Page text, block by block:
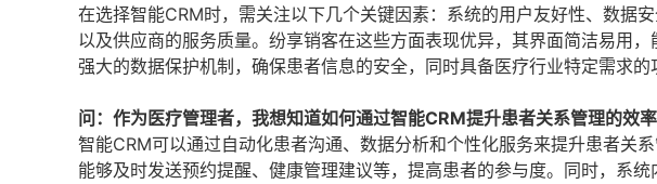
在选择智能CRM时，需关注以下几个关键因素：系统的用户友好性、数据
以及供应商的服务质量。纷享销客在这些方面表现优异，其界面简洁易用
强大的数据保护机制，确保患者信息的安全，同时具备医疗行业特定需求的
问：作为医疗管理者，我想知道如何通过智能CRM提升患者关系管理的效率
智能CRM可以通过自动化患者沟通、数据分析和个性化服务来提升患者关
能够及时发送预约提醒、健康管理建议等，提高患者的参与度。同时，系